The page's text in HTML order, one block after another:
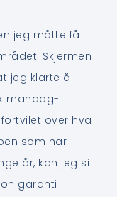
jeg måtte få
Skjermen
jeg klarte å
mandag-
over hva
som har
år, kan jeg si
garanti